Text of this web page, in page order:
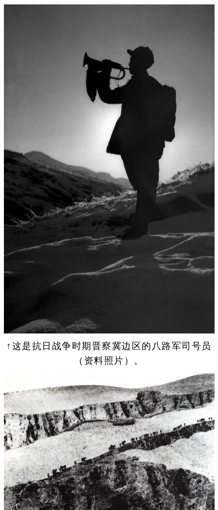
↑这是抗日战争时期晋察冀边区的八路军司号员
（资料照片）。